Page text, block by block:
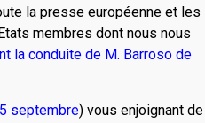
la presse européenne et les
membres dont nous nous
la conduite de M. Barroso de
septembre) vous enjoignant de